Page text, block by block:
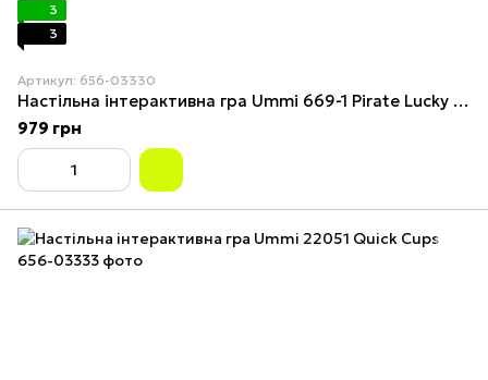
3
3
Артикул: 656-03330
Настільна інтерактивна гра Ummi 669-1 Pirate Lucky Game (зі звуковым эффектом)
979 грн